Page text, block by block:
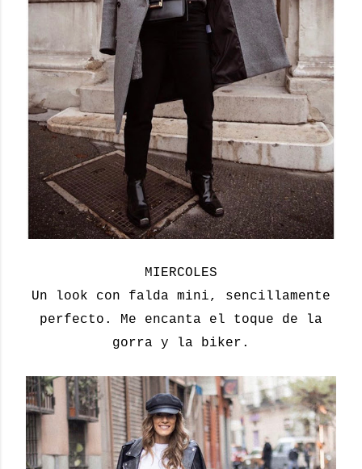
MIERCOLES
Un look con falda mini, sencillamente
perfecto. Me encanta el toque de la
gorra y la biker.